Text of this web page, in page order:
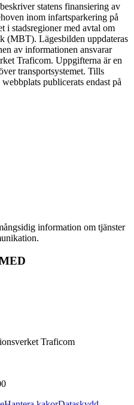
statens finansiering av
inom infartsparkering på
i stadsregioner med avtal om
(MBT). Lägesbilden uppdateras
av informationen ansvarar
Traficom. Uppgifterna är en
transportsystemet. Tills
publicerats endast på
information om tjänster
Traficom